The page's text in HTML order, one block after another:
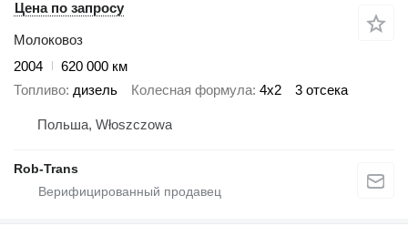
Цена по запросу
Молоковоз
2004
620 000 км
Топливо дизель Колесная формула 4x2 3 отсека
Польша, Włoszczowa
Rob-Trans